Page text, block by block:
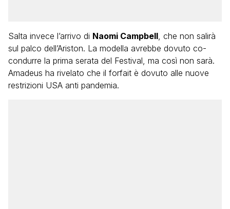
Salta invece l’arrivo di Naomi Campbell , che non salirà
sul palco dell’Ariston. La modella avrebbe dovuto co-
condurre la prima serata del Festival, ma così non sarà.
Amadeus ha rivelato che il forfait è dovuto alle nuove
restrizioni USA anti pandemia.